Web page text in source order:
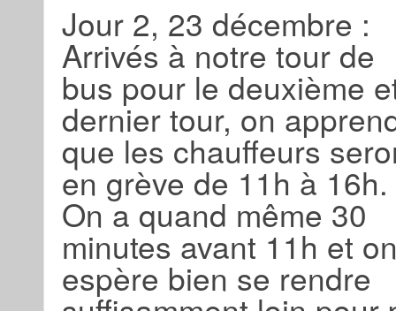
Jour 2, 23 décembre :
Arrivés à notre tour de
bus pour le deuxième
dernier tour, on
que les chauffeurs
en grève de 11h à 16h.
On a quand même 30
minutes avant 11h et
espère bien se rendre